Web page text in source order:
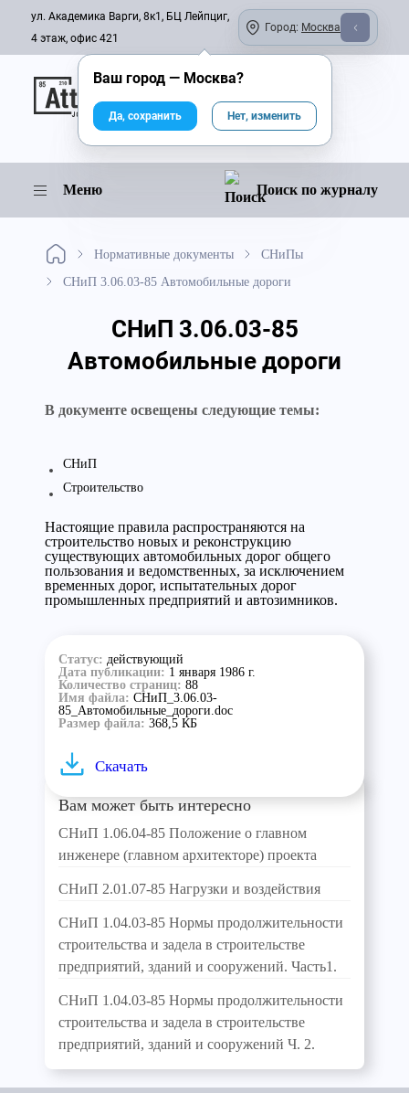
ул. Академика Варги, 8к1, БЦ Лейпциг,
4 этаж, офис 421
Город: Москва
Онлайн-журнал
Меню Поиск по журналу
Нормативные документы
СНиПы
СНиП 3.06.03-85 Автомобильные дороги
СНиП 3.06.03-85
Автомобильные дороги
В документе освещены следующие темы:
СНиП
Строительство
Настоящие правила распространяются на
строительство новых и реконструкцию
существующих автомобильных дорог общего
пользования и ведомственных, за исключением
временных дорог, испытательных дорог
промышленных предприятий и автозимников.
Статус: действующий
Дата публикации: 1 января 1986 г.
Количество страниц: 88
Имя файла: СНиП_3.06.03-
85_Автомобильные_дороги.doc
Размер файла: 368,5 КБ
Скачать
Вам может быть интересно
СНиП 1.06.04-85 Положение о главном
инженере (главном архитекторе) проекта
СНиП 2.01.07-85 Нагрузки и воздействия
СНиП 1.04.03-85 Нормы продолжительности
строительства и задела в строительстве
предприятий, зданий и сооружений. Часть1.
СНиП 1.04.03-85 Нормы продолжительности
строительства и задела в строительстве
предприятий, зданий и сооружений Ч. 2.
Ваш город — Москва?
Да, сохранить Нет, изменить